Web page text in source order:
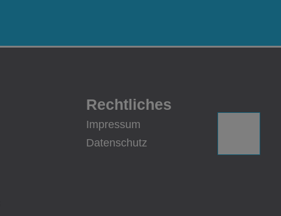
Rechtliches
Impressum
Datenschutz